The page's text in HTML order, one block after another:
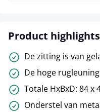
Product highlights
De zitting is van
De hoge
Totale HxBxD: 84 x
Onderstel van